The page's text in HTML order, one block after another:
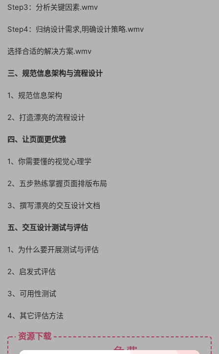
Step3：分析关键因素.wmv
Step4：归纳设计需求,明确设计策略.wmv
选择合适的解决方案.wmv
三、规范信息架构与流程设计
1、规范信息架构
2、打造漂亮的流程设计
四、让页面更优雅
1、你需要懂的视觉心理学
2、五步熟练掌握页面排版布局
3、撰写漂亮的交互设计文档
五、交互设计测试与评估
1、为什么要开展测试与评估
2、启发式评估
3、可用性测试
4、其它评估方法
资源下载